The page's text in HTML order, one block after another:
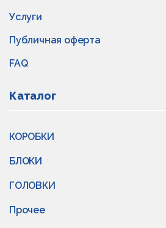
Услуги
Публичная оферта
FAQ
Каталог
КОРОБКИ
БЛОКИ
ГОЛОВКИ
Прочее